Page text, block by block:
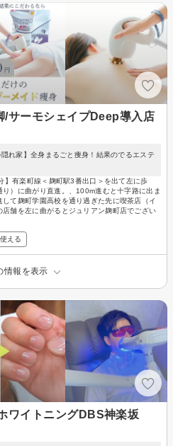
サーモシェイプDeep導入店
れ家】全身まるごと痩身！結果のでるエステ
】有楽町線＜麹町駅3番出口＞を出て左に歩
）に曲がり直進。、100m進むと十字路に出ま
て麹町学園高校を通り過ぎた先に喫茶店（イ
舗を左に曲がるとジュリアン麹町店でござい
える
情報を表示
ワイトニングDBS神楽坂